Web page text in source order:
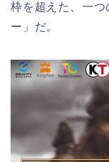
枠を超えた、一つ
ー」だ。